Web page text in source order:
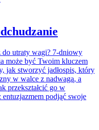
do utraty wagi? 7-dniowy
może być Twoim kluczem
jak stworzyć jadłospis, który
w walce z nadwagą, a
przekształcić go w
podjąć swoje